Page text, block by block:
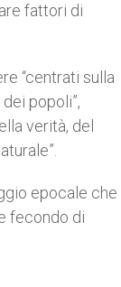
fattori di
“centrati sulla
popoli”,
verità, del
epocale che
fecondo di